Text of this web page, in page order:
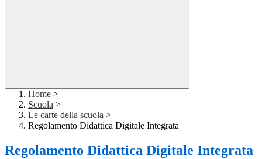
Home >
Scuola >
Le carte della scuola >
Regolamento Didattica Digitale Integrata
Regolamento Didattica Digitale Integrata